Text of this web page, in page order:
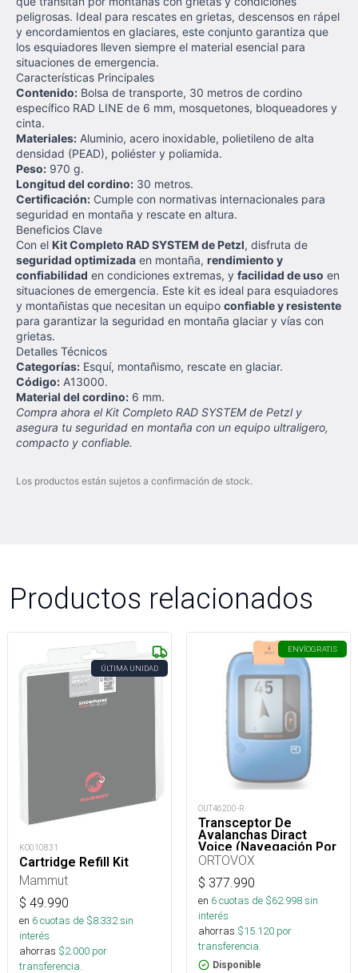
peligrosas. Ideal para rescates en grietas, descensos en rápel
y encordamientos en glaciares, este conjunto garantiza que
los esquiadores lleven siempre el material esencial para
situaciones de emergencia.
Características Principales
Contenido: Bolsa de transporte, 30 metros de cordino
específico RAD LINE de 6 mm, mosquetones, bloqueadores y
cinta.
Materiales: Aluminio, acero inoxidable, polietileno de alta
densidad (PEAD), poliéster y poliamida.
Peso: 970 g.
Longitud del cordino: 30 metros.
Certificación: Cumple con normativas internacionales para
seguridad en montaña y rescate en altura.
Beneficios Clave
Con el Kit Completo RAD SYSTEM de Petzl, disfruta de
seguridad optimizada en montaña, rendimiento y
confiabilidad en condiciones extremas, y facilidad de uso en
situaciones de emergencia. Este kit es ideal para esquiadores
y montañistas que necesitan un equipo confiable y resistente
para garantizar la seguridad en montaña glaciar y vías con
grietas.
Detalles Técnicos
Categorías: Esquí, montañismo, rescate en glaciar.
Código: A13000.
Material del cordino: 6 mm.
Compra ahora el Kit Completo RAD SYSTEM de Petzl y
asegura tu seguridad en montaña con un equipo ultraligero,
compacto y confiable.
Los productos están sujetos a confirmación de stock.
Productos relacionados
ÚLTIMA UNIDAD
KO010831
Cartridge Refill Kit
Mammut
$ 49.990
en 6cuotas de $8.332sin
interés
ahorras $2.000 por
transferencia.
ENVÍOGRATIS
OUT46200-R
Transceptor De
Avalanchas Diract
Voice (Navegación Por
Voz)
ORTOVOX
$ 377.990
en 6cuotas de $62.998sin
interés
ahorras $15.120 por
transferencia.
Disponible